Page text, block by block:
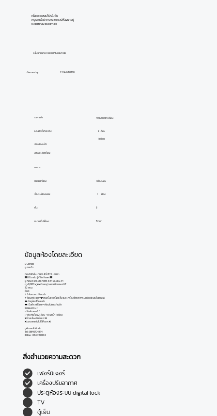
อัพเดทล่าสุด: 22/4/67 07:18
เพื่อตรวจสอบโปรโมชั่น
กรุณาแจ้งว่าทราบจากเวปห้องน่าอยู่
(Roomnayoo.com)ค่ะ
แจ้งรายงาน / ประกาศไม่เหมาะสม
ข้อมูลห้องโดยละเอียด
U Condo
ยู คอนโด
คอนโดใกล้ม.เกษตร ใกล้ BTS เสนา ✨
🏢U Condo @ Yak Kaset🏢
ยู คอนโด @ แยกเกษตร ซ.พหลโยธิน 34
👉 9,000 👈 พร้อมอยู่ กลางเดือน พ.ค 67
32 ตรม.
ชั้น 3
⭐ 1 ห้องนอน 1ห้องน้ำ
⭐ ห้องครัวแยก❤️ เฟอร์นิเจอร์จัดเต็ม และเครื่องใช้ไฟฟ้าครบครัน (ใหม่เอี่ยมอ่อง​)​
❤️ นัดดูห้องได้เลยค่า
❤️ เป็นทำเลที่ดีมากๆ ห้องไม่เคยว่างน้า
รีบจองด่วน ❗
✅️รับสัญญา 1 ปี
✅ ประกันห้อง2เดือน + ล่วงหน้า 1 เดือน
❌️ห้ามเลี้ยงสัตว์นะคะ❌️
❌ของตกแต่งไม่ได้ให้นะคะ❌
ดูห้องสนใจติดต่อ
Tel : 0840704814
ID line : 0840704814
ลายละเอียดห้อง
อาคาร:
ประเภทห้อง:
จำนวนห้องนอน:
ชั้น:
ขนาดพื้นที่ห้อง:
1 ห้องนอน
1
3
32 m²
ห้อง
ราคาเช่า
เงินมัดจำ/ประกัน:
จ่ายล่วงหน้า:
9,000 บาท/เดือน
2 เดือน
1 เดือน
สิ่งอำนวยความสะดวก
เฟอร์นิเจอร์
เครื่องปรับอากาศ
ประตูห้องระบบ digital lock
TV
ตู้เย็น